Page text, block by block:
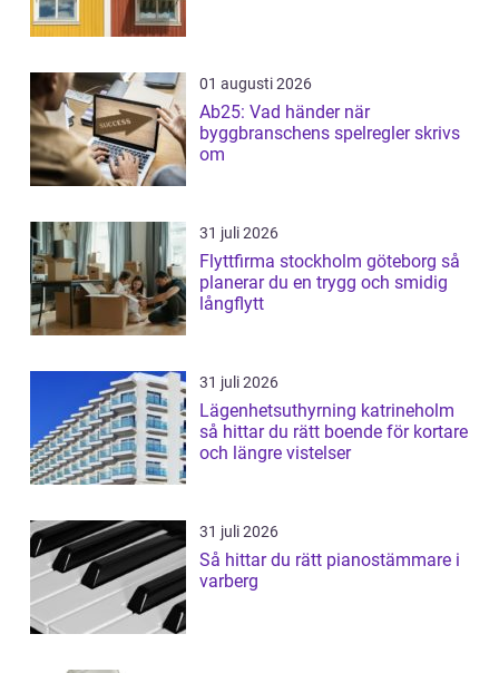
01 augusti 2026
Ab25: Vad händer när
byggbranschens spelregler skrivs
om
31 juli 2026
Flyttfirma stockholm göteborg så
planerar du en trygg och smidig
långflytt
31 juli 2026
Lägenhetsuthyrning katrineholm
så hittar du rätt boende för kortare
och längre vistelser
31 juli 2026
Så hittar du rätt pianostämmare i
varberg